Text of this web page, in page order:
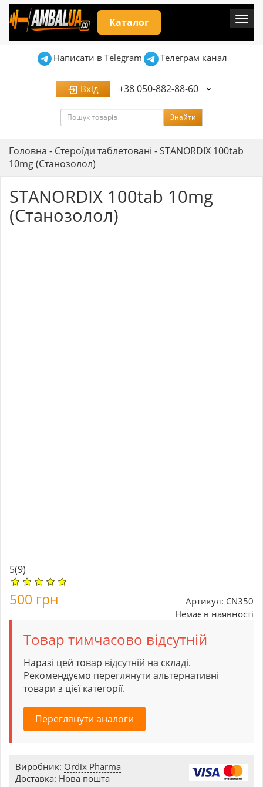
Каталог
Написати в Telegram Телеграм канал
Вхід +38 050-882-88-60
Пошук Знайти
Головна - Стероїди таблетовані -STANORDIX 100tab
10mg (Станозолол)
STANORDIX 100tab 10mg
(Станозолол)
5(9)
Артикул: CN350
Немає в наявності
500 грн
Товар тимчасово відсутній
Наразі цей товар відсутній на складі.
Рекомендуємо переглянути альтернативні
товари з цієї категорії.
Переглянути аналоги
Виробник: Ordix Pharma
Доставка: Нова пошта